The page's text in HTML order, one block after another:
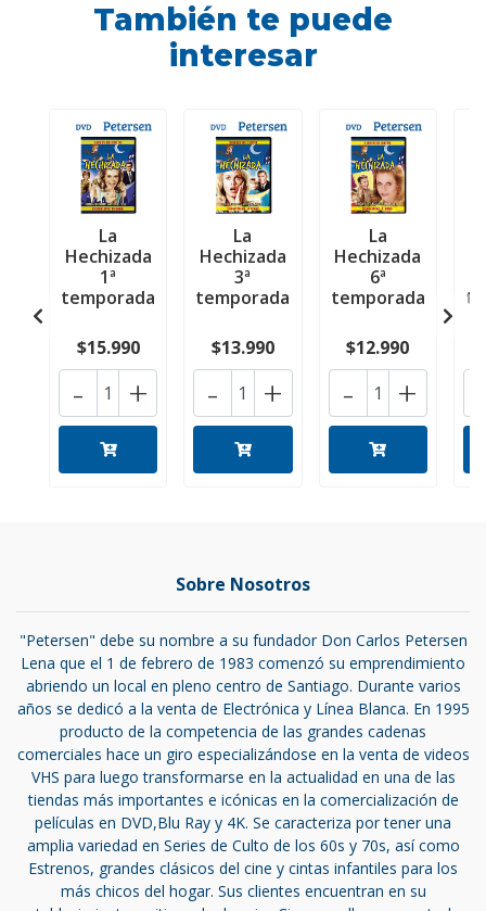
También te puede
interesar
La
Hechizada
1ª
temporada
$15.990
+
-
La
Hechizada
3ª
temporada
$13.990
+
-
La
Hechizada
6ª
temporada
$12.990
+
-
Sobre Nosotros
"Petersen" debe su nombre a su fundador Don Carlos Petersen
Lena que el 1 de febrero de 1983 comenzó su emprendimiento
abriendo un local en pleno centro de Santiago. Durante varios
años se dedicó a la venta de Electrónica y Línea Blanca. En 1995
producto de la competencia de las grandes cadenas
comerciales hace un giro especializándose en la venta de videos
VHS para luego transformarse en la actualidad en una de las
tiendas más importantes e icónicas en la comercialización de
películas en DVD,Blu Ray y 4K. Se caracteriza por tener una
amplia variedad en Series de Culto de los 60s y 70s, así como
Estrenos, grandes clásicos del cine y cintas infantiles para los
más chicos del hogar. Sus clientes encuentran en su